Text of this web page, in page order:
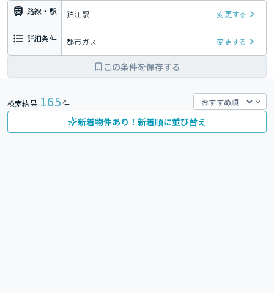
路線・駅 狛江駅 変更する
詳細条件 都市ガス 変更する
この条件を保存する
検索結果 165件
新着物件あり！新着順に並び替え